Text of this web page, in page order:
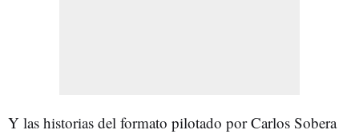
Y las historias del formato pilotado por Carlos Sobera